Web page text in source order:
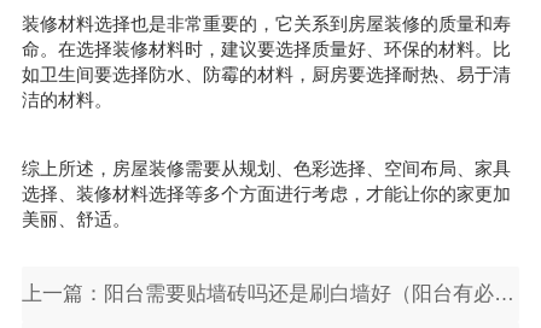
装修材料选择也是非常重要的，它关系到房屋装修的质量和寿
命。在选择装修材料时，建议要选择质量好、环保的材料。比
如卫生间要选择防水、防霉的材料，厨房要选择耐热、易于清
洁的材料。
综上所述，房屋装修需要从规划、色彩选择、空间布局、家具
选择、装修材料选择等多个方面进行考虑，才能让你的家更加
美丽、舒适。
上一篇：阳台需要贴墙砖吗还是刷白墙好（阳台有必要贴墙砖吗?）